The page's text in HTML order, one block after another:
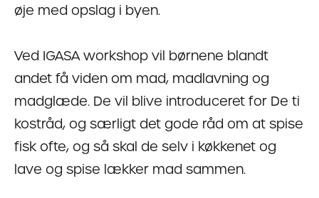
øje med opslag i byen.
Ved IGASA workshop vil børnene blandt
andet få viden om mad, madlavning og
madglæde. De vil blive introduceret for De ti
kostråd, og særligt det gode råd om at spise
fisk ofte, og så skal de selv i køkkenet og
lave og spise lækker mad sammen.